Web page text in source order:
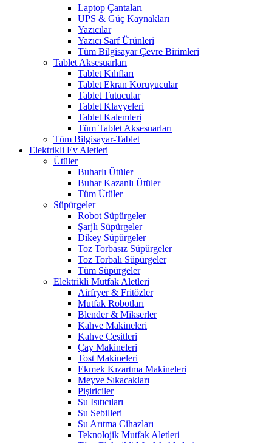
Laptop Çantaları
UPS & Güç Kaynakları
Yazıcılar
Yazıcı Sarf Ürünleri
Tüm Bilgisayar Çevre Birimleri
Tablet Aksesuarları
Tablet Kılıfları
Tablet Ekran Koruyucular
Tablet Tutucular
Tablet Klavyeleri
Tablet Kalemleri
Tüm Tablet Aksesuarları
Tüm Bilgisayar-Tablet
Elektrikli Ev Aletleri
Ütüler
Buharlı Ütüler
Buhar Kazanlı Ütüler
Tüm Ütüler
Süpürgeler
Robot Süpürgeler
Şarjlı Süpürgeler
Dikey Süpürgeler
Toz Torbasız Süpürgeler
Toz Torbalı Süpürgeler
Tüm Süpürgeler
Elektrikli Mutfak Aletleri
Airfryer & Fritözler
Mutfak Robotları
Blender & Mikserler
Kahve Makineleri
Kahve Çeşitleri
Çay Makineleri
Tost Makineleri
Ekmek Kızartma Makineleri
Meyve Sıkacakları
Pişiriciler
Su Isıtıcıları
Su Sebilleri
Su Arıtma Cihazları
Teknolojik Mutfak Aletleri